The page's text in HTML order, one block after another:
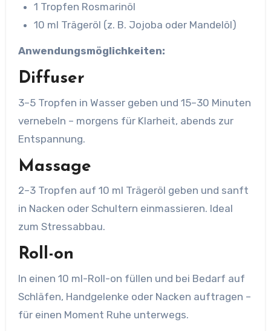
1 Tropfen Rosmarinöl
10 ml Trägeröl (z. B. Jojoba oder Mandelöl)
Anwendungsmöglichkeiten:
Diffuser
3–5 Tropfen in Wasser geben und 15–30 Minuten
vernebeln – morgens für Klarheit, abends zur
Entspannung.
Massage
2–3 Tropfen auf 10 ml Trägeröl geben und sanft
in Nacken oder Schultern einmassieren. Ideal
zum Stressabbau.
Roll-on
In einen 10 ml-Roll-on füllen und bei Bedarf auf
Schläfen, Handgelenke oder Nacken auftragen –
für einen Moment Ruhe unterwegs.